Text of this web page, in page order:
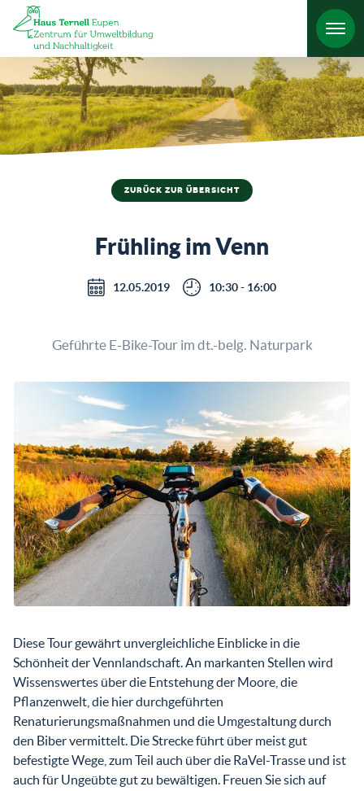
ZURÜCK ZUR ÜBERSICHT
Frühling im Venn
12.05.2019 10:30 - 16:00
Geführte E-Bike-Tour im dt.-belg. Naturpark
Diese Tour gewährt unvergleichliche Einblicke in die
Schönheit der Vennlandschaft. An markanten Stellen wird
Wissenswertes über die Entstehung der Moore, die
Pflanzenwelt, die hier durchgeführten
Renaturierungsmaßnahmen und die Umgestaltung durch
den Biber vermittelt. Die Strecke führt über meist gut
befestigte Wege, zum Teil auch über die RaVel-Trasse und ist
auch für Ungeübte gut zu bewältigen. Freuen Sie sich auf